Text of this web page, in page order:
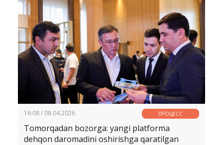
16:08 / 08.04.2026 ПРОЦЕСС
Tomorqadan bozorga: yangi platforma
dehqon daromadini oshirishga qaratilgan